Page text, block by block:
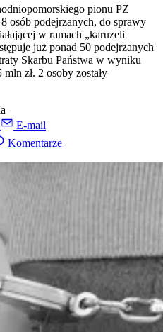
pionu PZ
osób podejrzanych, do sprawy
w ramach „karuzeli
już ponad 50 podejrzanych
Skarbu Państwa w wyniku
zł. 2 osoby zostały
E-mail
Komentarze